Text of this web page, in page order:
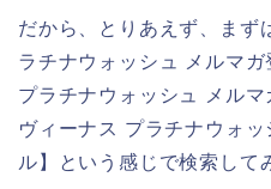
だから、とりあえず、まず
ラチナウォッシュ メルマ
プラチナウォッシュ メル
ヴィーナス プラチナウォ
ル】という感じで検索して